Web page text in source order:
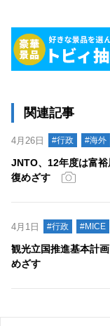
関連記事
4月26日 #行政 #海外
JNTO、12年度は富
復めざす
4月1日 #行政 #MICE
観光立国推進基本計
めざす